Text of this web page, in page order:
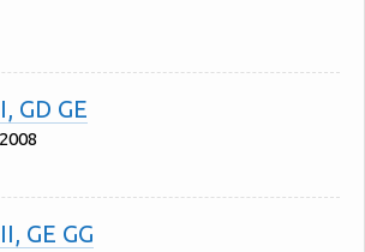
GD GE
GE GG